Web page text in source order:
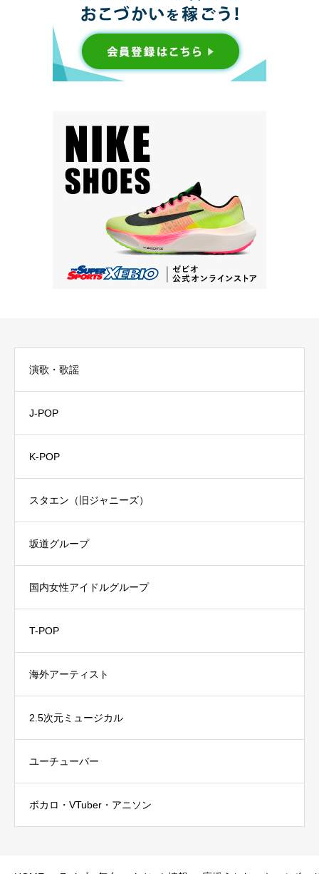
演歌・歌謡
J-POP
K-POP
スタエン（旧ジャニーズ）
坂道グループ
国内女性アイドルグループ
T-POP
海外アーティスト
2.5次元ミュージカル
ユーチューバー
ボカロ・VTuber・アニソン